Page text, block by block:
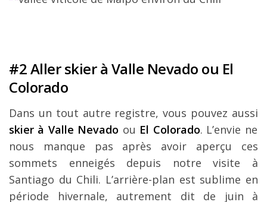
#2 Aller skier à Valle Nevado ou El
Colorado
Dans un tout autre registre, vous pouvez aussi
skier à Valle Nevado ou El Colorado. L’envie ne
nous manque pas après avoir aperçu ces
sommets enneigés depuis notre visite à
Santiago du Chili. L’arrière-plan est sublime en
période hivernale, autrement dit de juin à